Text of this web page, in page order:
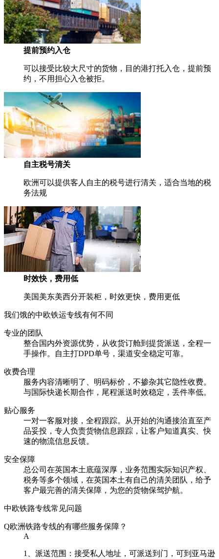
提前预约入仓
可以接受比较大尺寸的货物，目的港打托入仓，提前预
约，不用担心入仓被拒。
自主税号清关
欧洲可以提供客人自主的税号进行清关，适合当地的税
务法规
时效快，费用低
美国美东美西分开装柜，时效更快，费用更低
我们饿的中欧铁运专线有何不同
专业的团队
整合国内外资源优势，从收货订舱到提货派送，全程一
手操作。自主打DPD单号，渠道安全稳定可靠。
收费合理
服务内容清晰明了、明码标价，不掺杂其它隐性收费。
与国际快递长期合作，尾程派送时效稳定，丢件率低。
贴心服务
一对一客服对接，全程跟踪。从开始的沟通接洽直至产
品妥投，专人负责货物信息跟踪，让客户知道真实、快
速的物流信息反馈。
安全保障
总公司在英国本土底蕴深厚，业务范围实际知识产权、
税务等多个领域，在英国本土有自己的清关团队，给予
客户最完善的清关保障，为您的货物保驾护航。
中欧铁路专线常见问题
Q欧洲铁路专线的有哪些服务保障？
A
1、派送范围：接受私人地址，可派送到门，可到亚马逊